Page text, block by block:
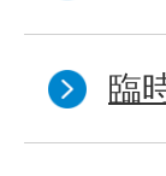
臨